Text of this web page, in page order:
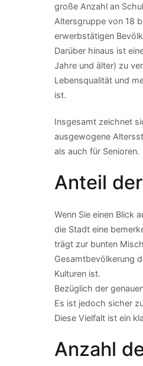
große Anzahl an
Altersgruppe von 18
erwerbstätigen
Darüber hinaus ist
Jahre und älter) zu
Lebensqualität und
ist.
Insgesamt zeichnet
ausgewogene
als auch für Senioren.
Anteil
Wenn Sie einen Blick
die Stadt eine
trägt zur bunten
Gesamtbevölkerung
Kulturen ist.
Bezüglich der
Es ist jedoch sicher
Diese Vielfalt ist ein
Anzahl